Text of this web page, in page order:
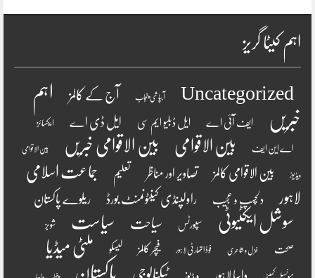
اہم کیٹا گریز
Uncategorized آبپاشی پنجاب آج کے کالمز
اہم
خبریں
ایف آئی اے ایل ڈبلیو ایم سی ایل ڈی اے ایکسائز
اے این ایف بین الاقوامی بین الاقوامی خبریں بین الاقوامی
ویڈیوز بین الاقوامی کالمز تصاویر اور مناظر تعلیم
جماعت اسلامی
لاہور
دلچسپ و عجیب راولپنڈی کینٹونمنٹ بورڈ ریلوے پاکستان
سوشل ایکٹیوٹی سپورٹس سیاحت سیاست شوبز
صحت غزل و شاعری فوڈ اتھارٹی لاہور فیچر کالمز لیسکو ملٹی میڈیا
واسا لاہور ویڈیوز ٹیکنالوجی پاکستان